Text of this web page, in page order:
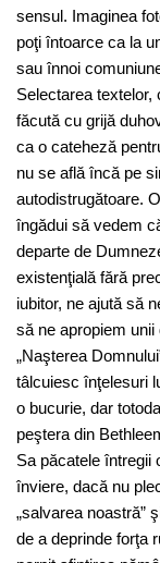
sensul. Imaginea
poţi întoarce ca la
sau înnoi
Selectarea
făcută cu grijă
ca o cateheză
nu se află încă pe
autodistrugătoare.
îngădui să vedem
departe de
existenţială fără
iubitor, ne ajută să
să ne apropiem
„Naşterea
tâlcuiesc înţelesuri
o bucurie, dar
peştera din
Sa păcatele întregii
înviere, dacă nu
„salvarea noastră”
de a deprinde forţa